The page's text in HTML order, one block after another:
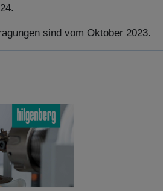
sind vom Oktober 2023.